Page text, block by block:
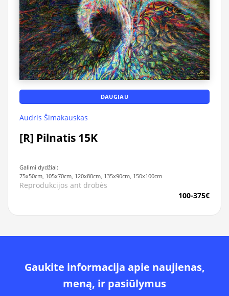
DAUGIAU
Audris Šimakauskas
[R] Pilnatis 15K
Galimi dydžiai:
75x50cm, 105x70cm, 120x80cm, 135x90cm, 150x100cm
Reprodukcijos ant drobės
100-375€
Gaukite informacija apie naujienas,
meną, ir pasiūlymus